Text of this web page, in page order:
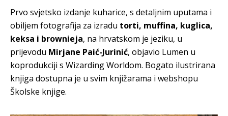
Prvo svjetsko izdanje kuharice, s detaljnim uputama i
obiljem fotografija za izradu torti, muffina, kuglica,
keksa i brownieja, na hrvatskom je jeziku, u
prijevodu Mirjane Paić-Jurinić, objavio Lumen u
koprodukciji s Wizarding Worldom. Bogato ilustrirana
knjiga dostupna je u svim knjižarama i webshopu
Školske knjige.